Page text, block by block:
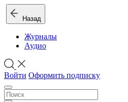
Назад
Журналы
Аудио
Войти Оформить подписку